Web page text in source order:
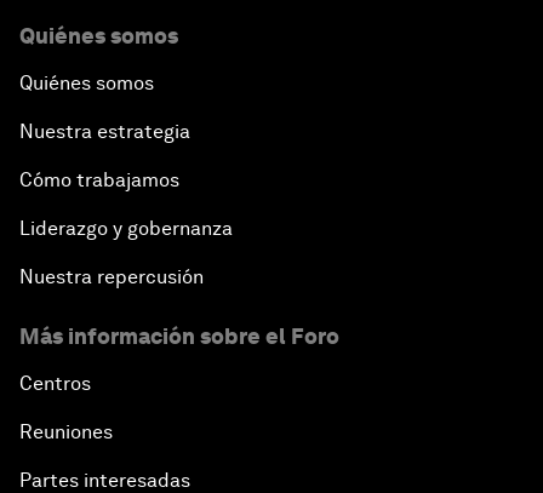
Quiénes somos
Quiénes somos
Nuestra estrategia
Cómo trabajamos
Liderazgo y gobernanza
Nuestra repercusión
Más información sobre el Foro
Centros
Reuniones
Partes interesadas